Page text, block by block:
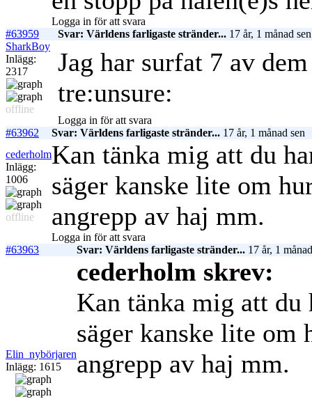
Logga in för att svara
#63959
Svar: Världens farligaste stränder... 17 år, 1 månad sen
SharkBoy
Inlägg:
2317
offline
Jag har surfat 7 av
tre:unsure:
Logga in för att svara
#63962
Svar: Världens farligaste stränder... 17 år, 1 månad sen
cederholm
Inlägg:
1006
offline
Kan tänka mig att du
säger kanske lite om
angrepp av haj mm.
Logga in för att svara
#63963
Svar: Världens farligaste stränder... 17 år, 1
Elin_nybörjaren
Inlägg: 1615
cederholm skrev:
Kan tänka mig att
säger kanske lite om
angrepp av haj mm.